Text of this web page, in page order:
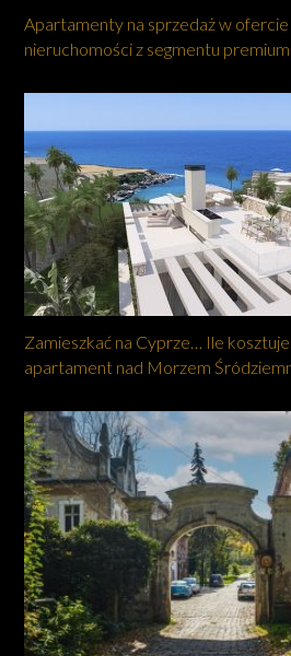
Apartamenty na sprzedaż w
nieruchomości z segmentu
Zamieszkać na Cyprze… Ile
apartament nad Morzem